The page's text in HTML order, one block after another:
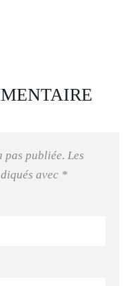
pas publiée. Les
avec *